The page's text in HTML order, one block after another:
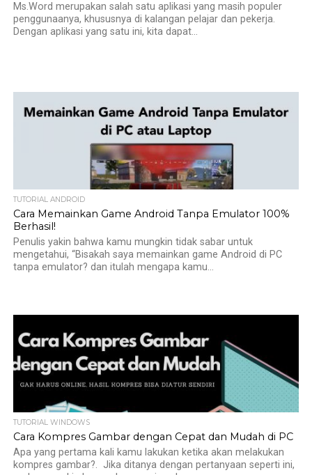
Ms.Word merupakan salah satu aplikasi yang masih populer
penggunaanya, khususnya di kalangan pelajar dan pekerja.
Dengan aplikasi yang satu ini, kita dapat...
TUTORIAL ANDROID
Cara Memainkan Game Android Tanpa Emulator 100%
Berhasil!
Penulis yakin bahwa kamu mungkin tidak sabar untuk
mengetahui, “Bisakah saya memainkan game Android di PC
tanpa emulator? dan itulah mengapa kamu...
TUTORIAL WINDOWS
Cara Kompres Gambar dengan Cepat dan Mudah di PC
Apa yang pertama kali kamu lakukan ketika akan melakukan
kompres gambar?. Jika ditanya dengan pertanyaan seperti ini,